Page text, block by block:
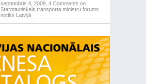
septembris 4, 2009, 4 Comments on
Starptautiskais transporta ministru forums
notiks Latvijā